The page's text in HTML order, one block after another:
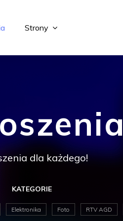
Strony
dla każdego!
KATEGORIE
Elektronika Foto RTV AGD